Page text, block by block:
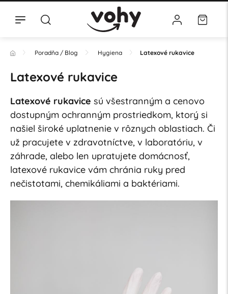
Poradňa / Blog Hygiena Latexové rukavice
Latexové rukavice
Latexové rukavice sú všestranným a cenovo
dostupným ochranným prostriedkom, ktorý si
našiel široké uplatnenie v rôznych oblastiach. Či
už pracujete v zdravotníctve, v laboratóriu, v
záhrade, alebo len upratujete domácnosť,
latexové rukavice vám chránia ruky pred
nečistotami, chemikáliami a baktériami.